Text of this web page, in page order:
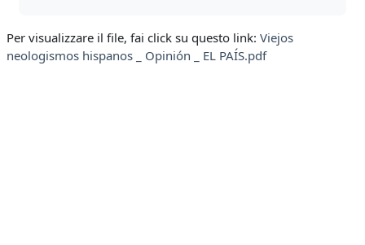
Per visualizzare il file, fai click su questo link: Viejos
neologismos hispanos _ Opinión _ EL PAÍS.pdf